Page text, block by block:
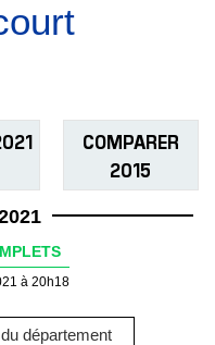
COMPARER
2015
à 20h18
département